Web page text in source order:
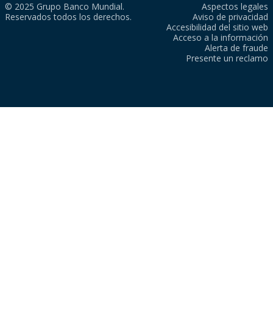
© 2025 Grupo Banco Mundial.
Reservados todos los derechos.
Aspectos legales
Aviso de privacidad
Accesibilidad del sitio web
Acceso a la información
Alerta de fraude
Presente un reclamo